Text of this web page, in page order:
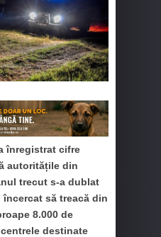
înregistrat cifre
autoritățile din
trecut s-a dublat
încercat să treacă din
8.000 de
destinate